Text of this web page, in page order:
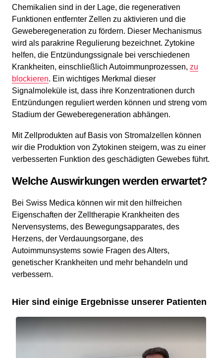
Chemikalien sind in der Lage, die regenerativen
Funktionen entfernter Zellen zu aktivieren und die
Geweberegeneration zu fördern. Dieser Mechanismus
wird als parakrine Regulierung bezeichnet. Zytokine
helfen, die Entzündungssignale bei verschiedenen
Krankheiten, einschließlich Autoimmunprozessen, zu
blockieren. Ein wichtiges Merkmal dieser
Signalmoleküle ist, dass ihre Konzentrationen durch
Entzündungen reguliert werden können und streng vom
Stadium der Geweberegeneration abhängen.
Mit Zellprodukten auf Basis von Stromalzellen können
wir die Produktion von Zytokinen steigern, was zu einer
verbesserten Funktion des geschädigten Gewebes führt.
Welche Auswirkungen werden erwartet?
Bei Swiss Medica können wir mit den hilfreichen
Eigenschaften der Zelltherapie Krankheiten des
Nervensystems, des Bewegungsapparates, des
Herzens, der Verdauungsorgane, des
Autoimmunsystems sowie Fragen des Alters,
genetischer Krankheiten und mehr behandeln und
verbessern.
Hier sind einige Ergebnisse unserer Patienten